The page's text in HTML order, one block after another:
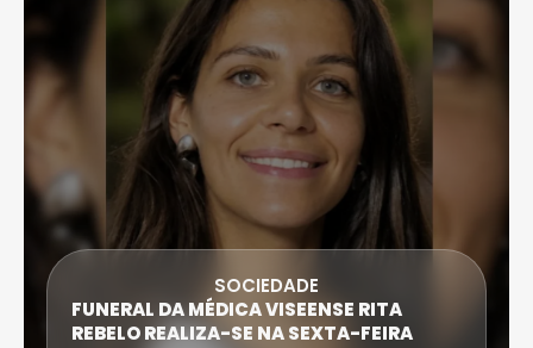
SOCIEDADE
FUNERAL DA MÉDICA VISEENSE RITA
REBELO REALIZA-SE NA SEXTA-FEIRA